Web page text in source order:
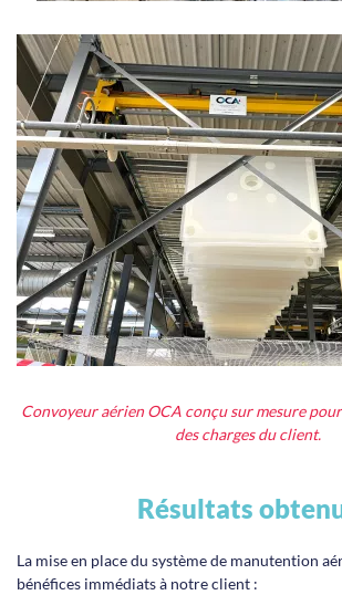
Convoyeur aérien OCA conçu sur mesure
des charges du client.
Résultats
La mise en place du système de manutention
bénéfices immédiats à notre client :